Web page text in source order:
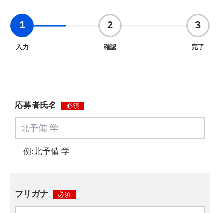
1
入力
2
確認
3
完了
応募者氏名 必須
例:北予備 学
フリガナ 必須